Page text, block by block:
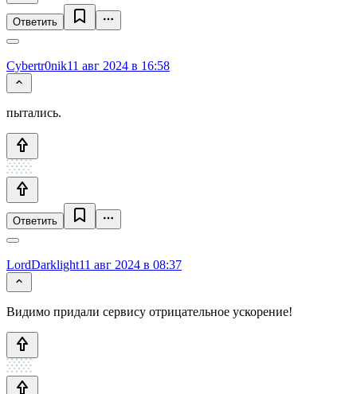
Ответить
Cybertr0nik11 авг 2024 в 16:58
пытались.
Ответить
LordDarklight11 авг 2024 в 08:37
Видимо придали сервису отрицательное ускорение!